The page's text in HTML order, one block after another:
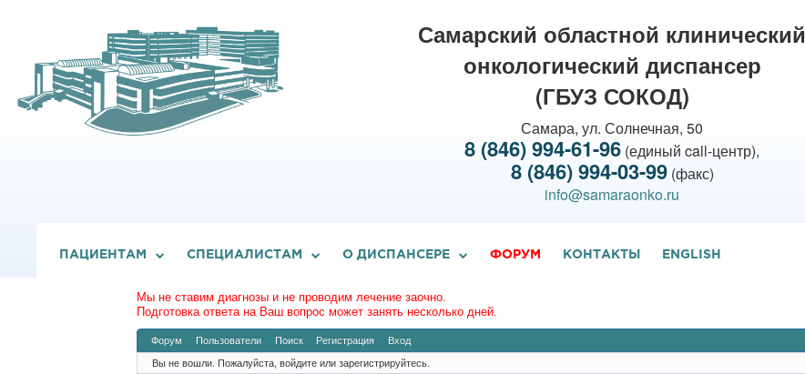
Самарский областной клинический
онкологический диспансер
(ГБУЗ СОКОД)
Самара, ул. Солнечная, 50
8 (846) 994-61-96 (единый call-центр),
8 (846) 994-03-99(факс)
info@samaraonko.ru
ПАЦИЕНТАМ СПЕЦИАЛИСТАМ О ДИСПАНСЕРЕ ФОРУМ КОНТАКТЫ ENGLISH
Мы не ставим диагнозы и не проводим лечение заочно.
Подготовка ответа на Ваш вопрос может занять несколько дней.
Форум Пользователи Поиск Регистрация Вход
Вы не вошли. Пожалуйста, войдите или зарегистрируйтесь.